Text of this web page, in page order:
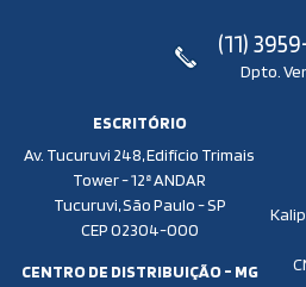
(11)
Dpto.
ESCRITÓRIO
Av. Tucuruvi 248, Edifício Trimais
Tower - 12ª ANDAR
Tucuruvi, São Paulo - SP
CEP 02304-000
CENTRO DE DISTRIBUIÇÃO - MG